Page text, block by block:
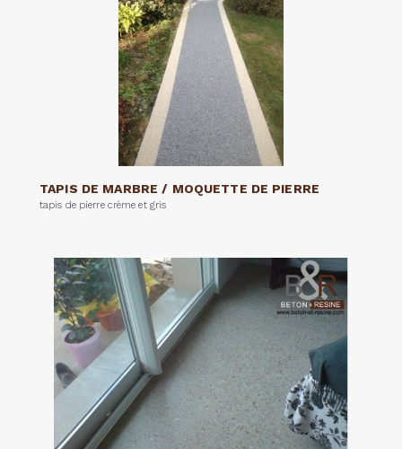
TAPIS DE MARBRE / MOQUETTE DE PIERRE
tapis de pierre crème et gris